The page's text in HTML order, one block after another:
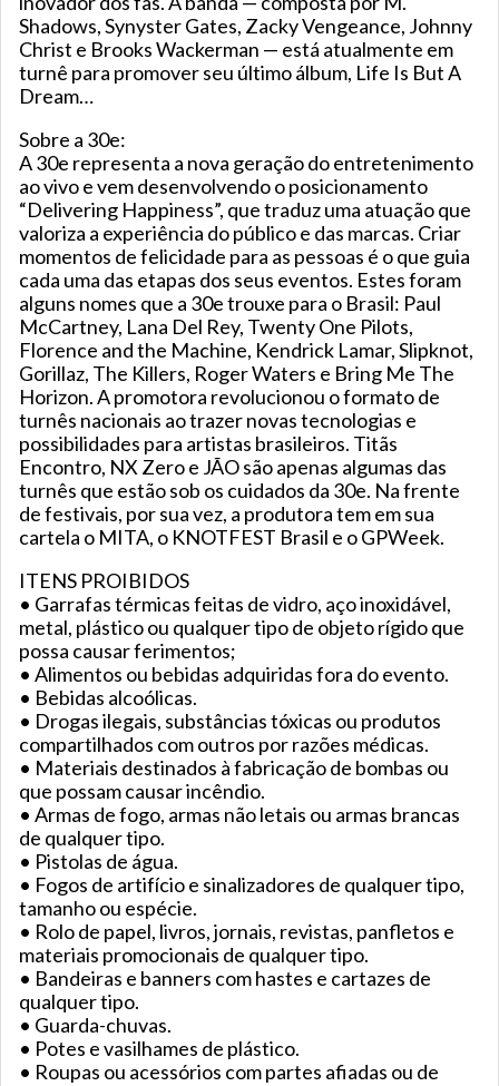
Shadows, Synyster Gates, Zacky Vengeance, Johnny
Christ e Brooks Wackerman — está atualmente em
turnê para promover seu último álbum, Life Is But A
Dream…
Sobre a 30e:
A 30e representa a nova geração do entretenimento
ao vivo e vem desenvolvendo o posicionamento
“Delivering Happiness”, que traduz uma atuação que
valoriza a experiência do público e das marcas. Criar
momentos de felicidade para as pessoas é o que guia
cada uma das etapas dos seus eventos. Estes foram
alguns nomes que a 30e trouxe para o Brasil: Paul
McCartney, Lana Del Rey, Twenty One Pilots,
Florence and the Machine, Kendrick Lamar, Slipknot,
Gorillaz, The Killers, Roger Waters e Bring Me The
Horizon. A promotora revolucionou o formato de
turnês nacionais ao trazer novas tecnologias e
possibilidades para artistas brasileiros. Titãs
Encontro, NX Zero e JÃO são apenas algumas das
turnês que estão sob os cuidados da 30e. Na frente
de festivais, por sua vez, a produtora tem em sua
cartela o MITA, o KNOTFEST Brasil e o GPWeek.
ITENS PROIBIDOS
• Garrafas térmicas feitas de vidro, aço inoxidável,
metal, plástico ou qualquer tipo de objeto rígido que
possa causar ferimentos;
• Alimentos ou bebidas adquiridas fora do evento.
• Bebidas alcoólicas.
• Drogas ilegais, substâncias tóxicas ou produtos
compartilhados com outros por razões médicas.
• Materiais destinados à fabricação de bombas ou
que possam causar incêndio.
• Armas de fogo, armas não letais ou armas brancas
de qualquer tipo.
• Pistolas de água.
• Fogos de artifício e sinalizadores de qualquer tipo,
tamanho ou espécie.
• Rolo de papel, livros, jornais, revistas, panfletos e
materiais promocionais de qualquer tipo.
• Bandeiras e banners com hastes e cartazes de
qualquer tipo.
• Guarda-chuvas.
• Potes e vasilhames de plástico.
• Roupas ou acessórios com partes afiadas ou de